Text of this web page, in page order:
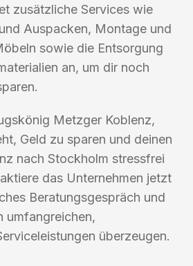
zusätzliche Services wie
Auspacken, Montage und
sowie die Entsorgung
an, um dir noch
Metzger Koblenz,
Geld zu sparen und deinen
nach Stockholm stressfrei
das Unternehmen jetzt
Beratungsgespräch und
umfangreichen,
überzeugen.